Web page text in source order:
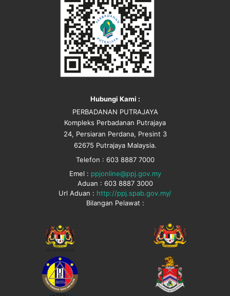
Hubungi Kami :
PERBADANAN PUTRAJAYA
Kompleks Perbadanan Putrajaya
24, Persiaran Perdana, Presint 3
62675 Putrajaya Malaysia.
Telefon : 603 8887 7000
Emel : ppjonline@ppj.gov.my
Aduan : 603 8887 3000
Url Aduan : http://ppj.spab.gov.my/
Bilangan Pelawat :